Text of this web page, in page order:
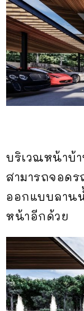
บริเวณหน้าบ้
สามารถจอด
ออกแบบลาน
หน้าอีกด้วย